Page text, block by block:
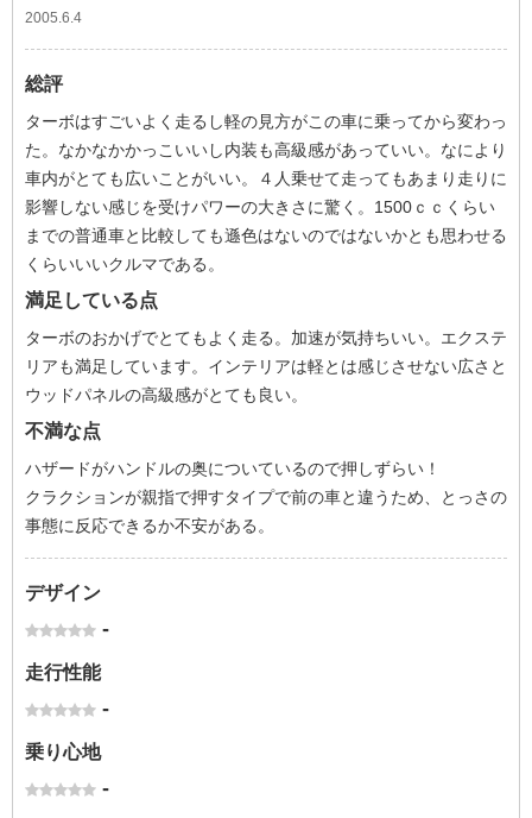
2005.6.4
総評
ターボはすごいよく走るし軽の見方がこの車に乗ってから変わっ
た。なかなかかっこいいし内装も高級感があっていい。なにより
車内がとても広いことがいい。４人乗せて走ってもあまり走りに
影響しない感じを受けパワーの大きさに驚く。1500ｃｃくらい
までの普通車と比較しても遜色はないのではないかとも思わせる
くらいいいクルマである。
満足している点
ターボのおかげでとてもよく走る。加速が気持ちいい。エクステ
リアも満足しています。インテリアは軽とは感じさせない広さと
ウッドパネルの高級感がとても良い。
不満な点
ハザードがハンドルの奥についているので押しずらい！
クラクションが親指で押すタイプで前の車と違うため、とっさの
事態に反応できるか不安がある。
デザイン
-
走行性能
-
乗り心地
-